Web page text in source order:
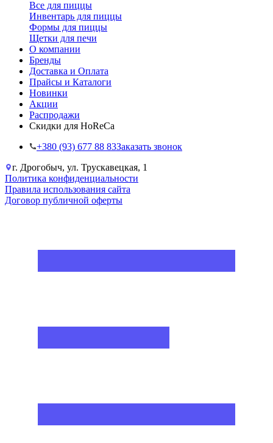
Все для пиццы
Инвентарь для пиццы
Формы для пиццы
Щетки для печи
О компании
Бренды
Доставка и Оплата
Прайсы и Каталоги
Новинки
Акции
Распродажи
Скидки для HoReCa
+38‎0 (93) 677 88 83Заказать звонок
г. Дрогобыч, ул. Трускавецкая, 1
Политика конфиденциальности
Правила использования сайта
Договор публичной оферты